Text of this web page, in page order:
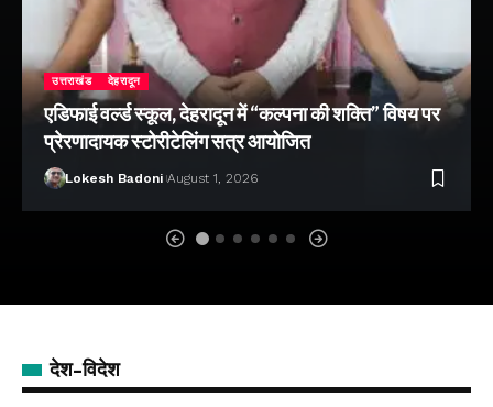
उत्तराखंड देहरादून
एडिफाई वर्ल्ड स्कूल, देहरादून में “कल्पना की शक्ति” विषय पर
प्रेरणादायक स्टोरीटेलिंग सत्र आयोजित
Lokesh Badoni August 1, 2026
देश-विदेश